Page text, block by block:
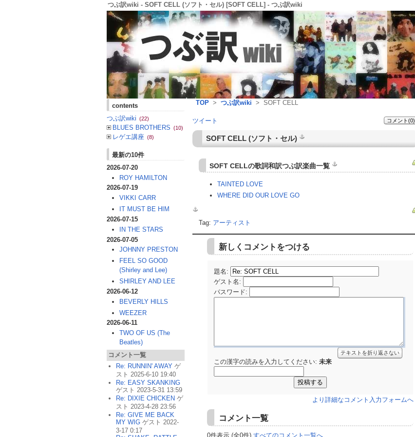
つぶ訳wiki - SOFT CELL (ソフト・セル) [SOFT CELL] - つぶ訳wiki
TOP > つぶ訳wiki > SOFT CELL
ツイート コメント(0)
SOFT CELL(ソフト・セル)
SOFT CELLの歌詞和訳つぶ訳楽曲一覧
TAINTED LOVE
WHERE DID OUR LOVE GO
Tag: アーティスト
新しくコメントをつける
題名:
ゲスト名 :
パスワード:
テキストを折り返さない
この漢字の読みを入力してください: 未来
より詳細なコメント入力フォームへ
コメント一覧
0件表示 (全0件) すべてのコメント一覧へ
contents
つぶ訳wiki (22)
BLUES BROTHERS (10)
レゲエ講座 (8)
最新の10件
2026-07-20
ROY HAMILTON
2026-07-19
VIKKI CARR
IT MUST BE HIM
2026-07-15
IN THE STARS
2026-07-05
JOHNNY PRESTON
FEEL SO GOOD
(Shirley and Lee)
SHIRLEY AND LEE
2026-06-12
BEVERLY HILLS
WEEZER
2026-06-11
TWO OF US (The
Beatles)
コメント一覧
Re: RUNNIN' AWAY ゲ
スト 2025-6-10 19:40
Re: EASY SKANKING
ゲスト 2023-5-31 13:59
Re: DIXIE CHICKEN ゲ
スト 2023-4-28 23:56
Re: GIVE ME BACK
MY WIG ゲスト 2022-
3-17 0:17